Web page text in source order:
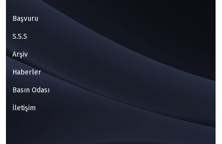
Başvuru
S.S.S
Arşiv
Haberler
Basın Odası
İletişim